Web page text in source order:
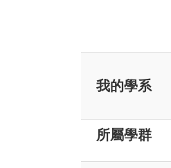
我的學系
所屬學群